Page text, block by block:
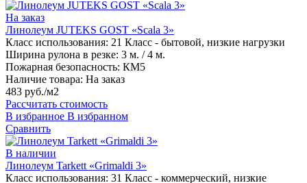
На заказ
Линолеум JUTEKS GOST «Scala 3»
Класс использования: 21 Класс - бытовой, низкие нагрузки
Ширина рулона в резке: 3 м. / 4 м.
Пожарная безопасность: КМ5
Наличие товара: На заказ
483 руб./м2
Рассчитать стоимость
В избранное В избранном
Сравнить
В наличии
Линолеум Tarkett «Grimaldi 3»
Класс использования: 31 Класс - коммерческий, низкие